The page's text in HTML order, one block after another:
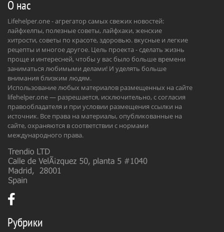
О нас
Lifehelper.one - агрегатор самых свежих новостей:
лайфхелпы, полезные советы, лайфхаки, женские
хитрости, советы по красоте, здоровью. вкусные и легкие
рецепты и многое другое. Цель проекта - сделать жизнь
проще и интересней, чтобы у вас было больше времени
заниматься любимыми делами! И уделять больше
внимания близким людям.
Использование любых материалов размещенных на сайте
lifehelper.one — разрешается, исключительно, с согласия
правообладателя и при условии размещения ссылки на
источник. Все права на материалы, опубликованные на
сайте, охраняются в соответствии с нормами
международного права.
Рубрики